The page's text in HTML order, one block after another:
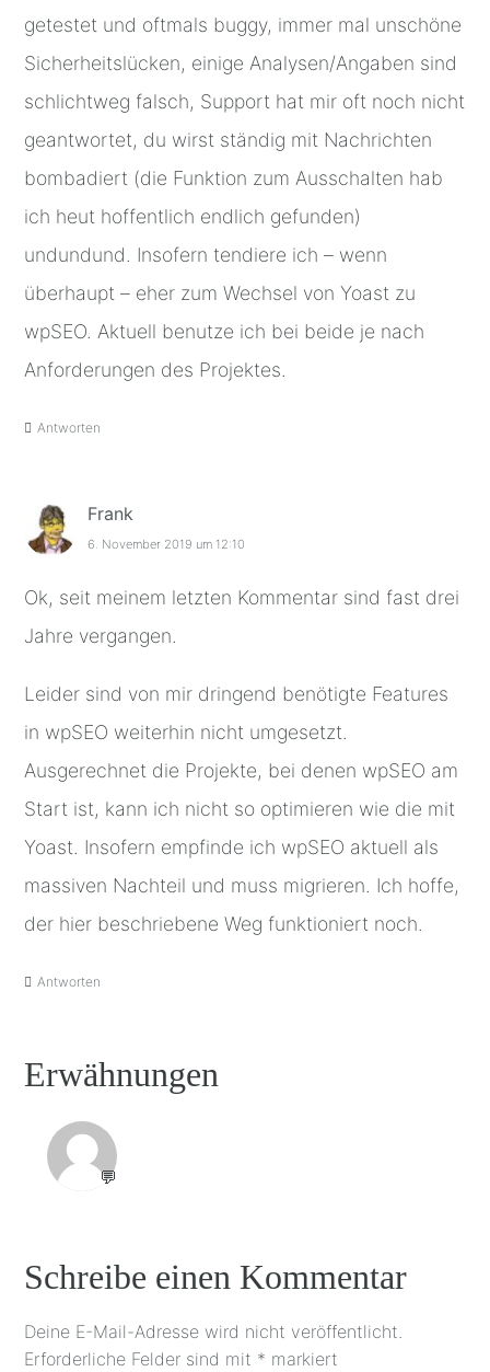
getestet und oftmals buggy, immer mal unschöne
Sicherheitslücken, einige Analysen/Angaben sind
schlichtweg falsch, Support hat mir oft noch nicht
geantwortet, du wirst ständig mit Nachrichten
bombadiert (die Funktion zum Ausschalten hab
ich heut hoffentlich endlich gefunden)
undundund. Insofern tendiere ich – wenn
überhaupt – eher zum Wechsel von Yoast zu
wpSEO. Aktuell benutze ich bei beide je nach
Anforderungen des Projektes.
Antworten
Frank
6. November 2019 um 12:10
Ok, seit meinem letzten Kommentar sind fast drei
Jahre vergangen.
Leider sind von mir dringend benötigte Features
in wpSEO weiterhin nicht umgesetzt.
Ausgerechnet die Projekte, bei denen wpSEO am
Start ist, kann ich nicht so optimieren wie die mit
Yoast. Insofern empfinde ich wpSEO aktuell als
massiven Nachteil und muss migrieren. Ich hoffe,
der hier beschriebene Weg funktioniert noch.
Antworten
Erwähnungen
💬
Schreibe einen Kommentar
Deine E-Mail-Adresse wird nicht veröffentlicht.
Erforderliche Felder sind mit * markiert